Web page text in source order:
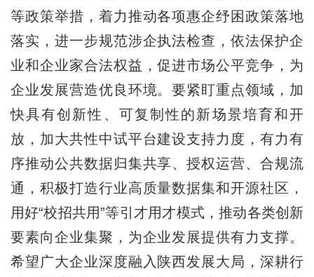
等政策举措，着力推动各项惠企纾困政策落地
落实，进一步规范涉企执法检查，依法保护企
业和企业家合法权益，促进市场公平竞争，为
企业发展营造优良环境。要紧盯重点领域，加
快具有创新性、可复制性的新场景培育和开
放，加大共性中试平台建设支持力度，有力有
序推动公共数据归集共享、授权运营、合规流
通，积极打造行业高质量数据集和开源社区，
用好“校招共用”等引才用才模式，推动各类创新
要素向企业集聚，为企业发展提供有力支撑。
希望广大企业深度融入陕西发展大局，深耕行